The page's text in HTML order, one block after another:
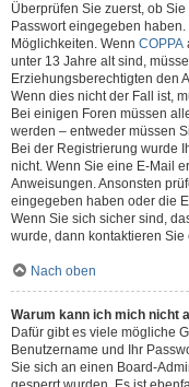
Überprüfen Sie zuerst, ob
Passwort eingegeben
Möglichkeiten. Wenn COPPA
unter 13 Jahre alt sind,
Erziehungsberechtigten den
Wenn dies nicht der Fall ist,
Bei einigen Foren müssen
werden – entweder müssen
Bei der Registrierung wurde
nicht. Wenn Sie eine E-Mail
Anweisungen. Ansonsten
eingegeben haben oder die
Wenn Sie sich sicher sind,
wurde, dann kontaktieren Sie
Nach oben
Warum kann ich mich nicht
Dafür gibt es viele mögliche
Benutzername und Ihr
Sie sich an einen Board-